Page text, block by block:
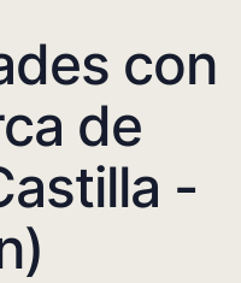
con
de
-